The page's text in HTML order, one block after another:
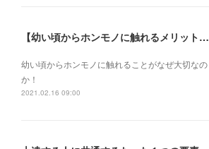
【幼い頃からホンモノに触れるメリットとは？】
幼い頃からホンモノに 触れることがなぜ大切なの
か！
2021.02.16 09:00